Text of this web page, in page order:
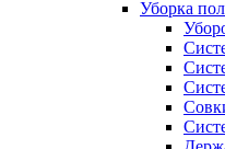
Уборка